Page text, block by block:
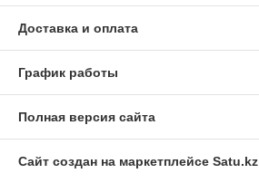
Доставка и оплата
График работы
Полная версия сайта
Сайт создан на маркетплейсе Satu.kz